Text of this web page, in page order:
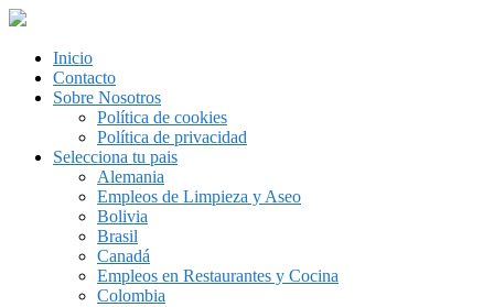
Inicio
Contacto
Sobre Nosotros
Política de cookies
Política de privacidad
Selecciona tu pais
Alemania
Empleos de Limpieza y Aseo
Bolivia
Brasil
Canadá
Empleos en Restaurantes y Cocina
Colombia